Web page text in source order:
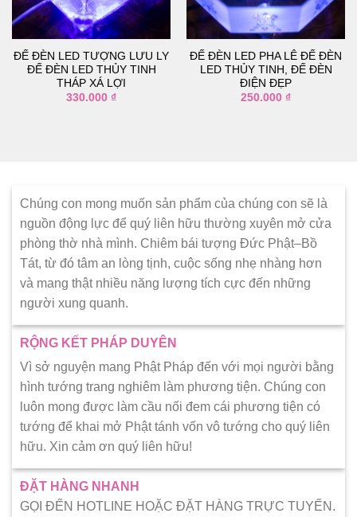
thích
ĐẾ ĐÈN LED TƯỢNG LƯU LY
ĐẾ ĐÈN LED THỦY TINH
THÁP XÁ LỢI
330.000 ₫
thích
ĐẾ ĐÈN LED PHA LÊ ĐẾ ĐÈN
LED THỦY TINH, ĐẾ ĐÈN
ĐIỆN ĐẸP
250.000 ₫
Chúng con mong muốn sản phẩm của chúng con sẽ là
nguồn động lực để quý liên hữu thường xuyên mở cửa
phòng thờ nhà mình. Chiêm bái tượng Đức Phật–Bồ
Tát, từ đó tâm an lòng tịnh, cuộc sống nhẹ nhàng hơn
và mang thật nhiều năng lượng tích cực đến những
người xung quanh.
RỘNG KẾT PHÁP DUYÊN
Vì sở nguyện mang Phật Pháp đến với mọi người bằng
hình tướng trang nghiêm làm phương tiện. Chúng con
luôn mong được làm cầu nối đem cái phương tiện có
tướng để khai mở Phật tánh vốn vô tướng cho quý liên
hữu. Xin cảm ơn quý liên hữu!
ĐẶT HÀNG NHANH
GỌI ĐẾN HOTLINE HOẶC ĐẶT HÀNG TRỰC TUYẾN.